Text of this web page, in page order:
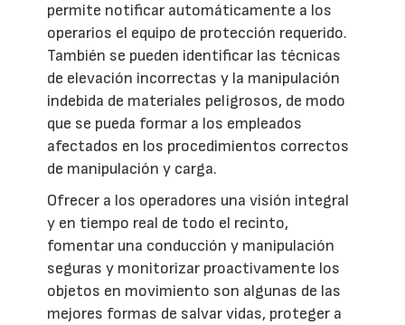
permite notificar automáticamente a los
operarios el equipo de protección requerido.
También se pueden identificar las técnicas
de elevación incorrectas y la manipulación
indebida de materiales peligrosos, de modo
que se pueda formar a los empleados
afectados en los procedimientos correctos
de manipulación y carga.
Ofrecer a los operadores una visión integral
y en tiempo real de todo el recinto,
fomentar una conducción y manipulación
seguras y monitorizar proactivamente los
objetos en movimiento son algunas de las
mejores formas de salvar vidas, proteger a